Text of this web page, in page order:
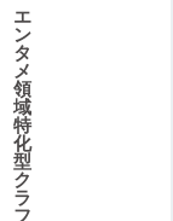
エ
ン
タ
メ
領
域
特
化
型
ク
ラ
フ